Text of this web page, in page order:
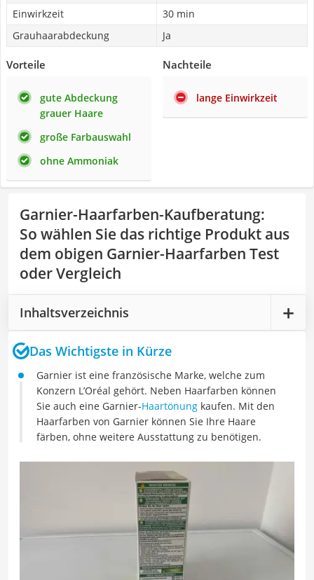
Einwirkzeit
30 min
Grauhaarabdeckung
Ja
Vorteile
gute Abdeckung
grauer Haare
große Farbauswahl
ohne Ammoniak
Nachteile
lange Einwirkzeit
Garnier-Haarfarben-Kaufberatung:
So wählen Sie das richtige Produkt aus
dem obigen Garnier-Haarfarben Test
oder Vergleich
Inhaltsverzeichnis
Das Wichtigste in Kürze
Garnier ist eine französische Marke, welche zum
Konzern L’Oréal gehört. Neben Haarfarben können
Sie auch eine Garnier-Haartönung kaufen. Mit den
Haarfarben von Garnier können Sie Ihre Haare
färben, ohne weitere Ausstattung zu benötigen.